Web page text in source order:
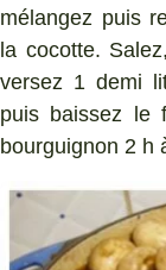
mélangez puis
la cocotte.
versez 1 demi
puis baissez le
bourguignon 2 h